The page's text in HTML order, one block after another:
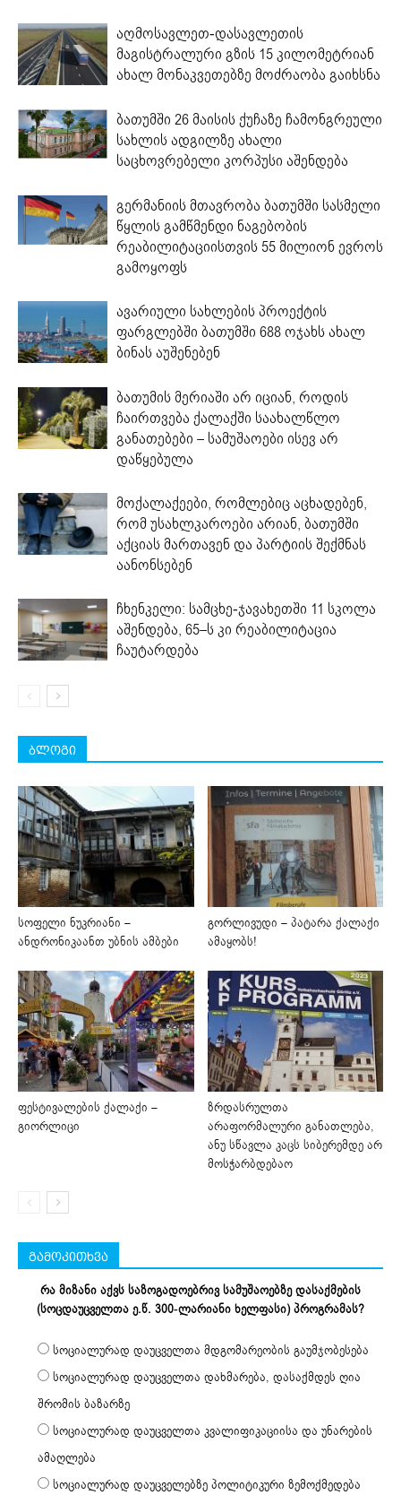
აღმოსავლეთ-დასავლეთის
მაგისტრალური გზის 15 კილომეტრიან
ახალ მონაკვეთებზე მოძრაობა გაიხსნა
ბათუმში 26 მაისის ქუჩაზე ჩამონგრეული
სახლის ადგილზე ახალი
საცხოვრებელი კორპუსი აშენდება
გერმანიის მთავრობა ბათუმში სასმელი
წყლის გამწმენდი ნაგებობის
რეაბილიტაციისთვის 55 მილიონ ევროს
გამოყოფს
ავარიული სახლების პროექტის
ფარგლებში ბათუმში 688 ოჯახს ახალ
ბინას აუშენებენ
ბათუმის მერიაში არ იციან, როდის
ჩაირთვება ქალაქში საახალწლო
განათებები – სამუშაოები ისევ არ
დაწყებულა
მოქალაქეები, რომლებიც აცხადებენ,
რომ უსახლკაროები არიან, ბათუმში
აქციას მართავენ და პარტიის შექმნას
აანონსებენ
ჩხენკელი: სამცხე-ჯავახეთში 11 სკოლა
აშენდება, 65–ს კი რეაბილიტაცია
ჩაუტარდება
ბლოგი
სოფელი ნუკრიანი –
ანდრონიკაანთ უბნის ამბები
გორლივუდი – პატარა ქალაქი
ამაყობს!
ფესტივალების ქალაქი –
გიორლიცი
ზრდასრულთა
არაფორმალური განათლება,
ანუ სწავლა კაცს სიბერემდე არ
მოსჭარბდებაო
გამოკითხვა
რა მიზანი აქვს საზოგადოებრივ სამუშაოებზე დასაქმების
(სოცდაუცველთა ე.წ. 300-ლარიანი ხელფასი) პროგრამას?
სოციალურად დაუცველთა მდგომარეობის გაუმჯობესება
სოციალურად დაუცველთა დახმარება, დასაქმდეს ღია
შრომის ბაზარზე
სოციალურად დაუცველთა კვალიფიკაციისა და უნარების
ამაღლება
სოციალურად დაუცველებზე პოლიტიკური ზემოქმედება